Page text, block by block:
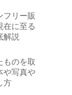
フリー販
在に至る
解説
ものを取
や写真や
方